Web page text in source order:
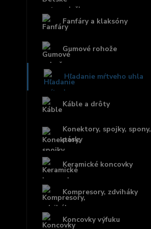
Fanfáry a klaksóny
Gumové rohože
Hľadanie mŕtveho uhla
Káble a drôty
Konektory, spojky, spony,
pásky
Keramické koncovky
Kompresory, zdviháky
Koncovky výfuku